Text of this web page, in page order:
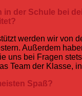
der Schule bei
werden wir von
Außerdem
uns bei Fragen
Team der Klasse,
Spaß?